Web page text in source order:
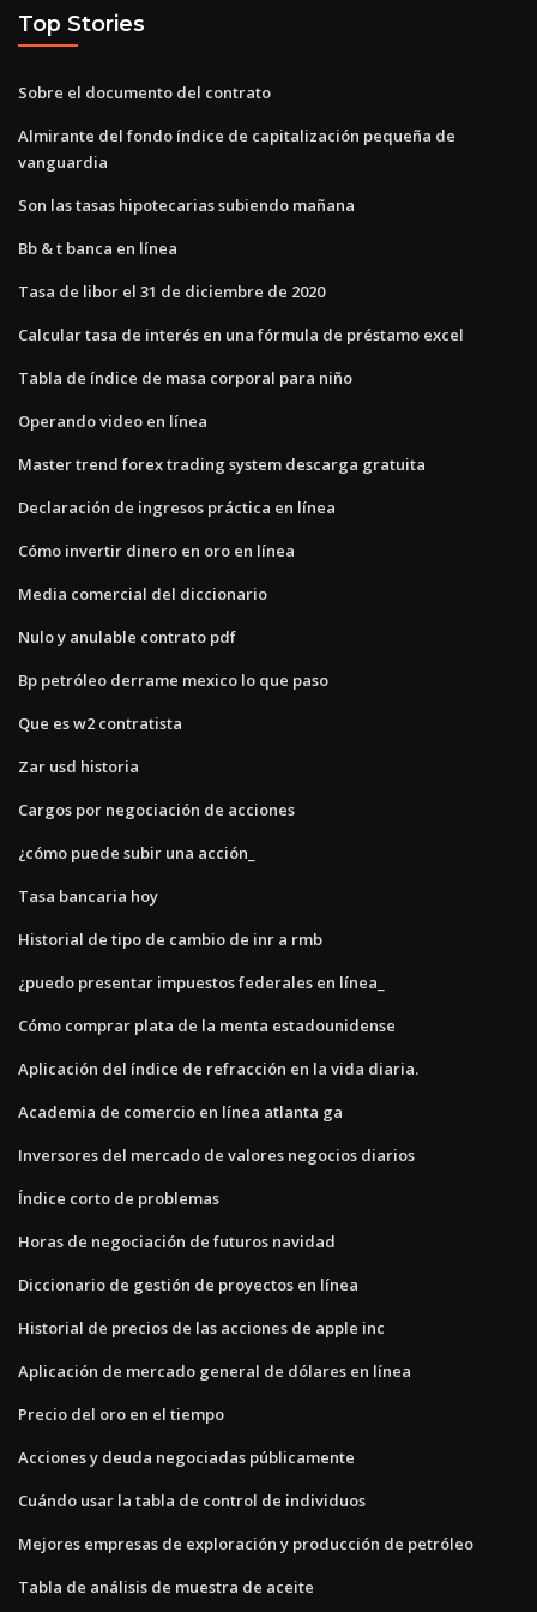
Top Stories
Sobre el documento del contrato
Almirante del fondo índice de capitalización pequeña de
vanguardia
Son las tasas hipotecarias subiendo mañana
Bb & t banca en línea
Tasa de libor el 31 de diciembre de 2020
Calcular tasa de interés en una fórmula de préstamo excel
Tabla de índice de masa corporal para niño
Operando video en línea
Master trend forex trading system descarga gratuita
Declaración de ingresos práctica en línea
Cómo invertir dinero en oro en línea
Media comercial del diccionario
Nulo y anulable contrato pdf
Bp petróleo derrame mexico lo que paso
Que es w2 contratista
Zar usd historia
Cargos por negociación de acciones
¿cómo puede subir una acción_
Tasa bancaria hoy
Historial de tipo de cambio de inr a rmb
¿puedo presentar impuestos federales en línea_
Cómo comprar plata de la menta estadounidense
Aplicación del índice de refracción en la vida diaria.
Academia de comercio en línea atlanta ga
Inversores del mercado de valores negocios diarios
Índice corto de problemas
Horas de negociación de futuros navidad
Diccionario de gestión de proyectos en línea
Historial de precios de las acciones de apple inc
Aplicación de mercado general de dólares en línea
Precio del oro en el tiempo
Acciones y deuda negociadas públicamente
Cuándo usar la tabla de control de individuos
Mejores empresas de exploración y producción de petróleo
Tabla de análisis de muestra de aceite